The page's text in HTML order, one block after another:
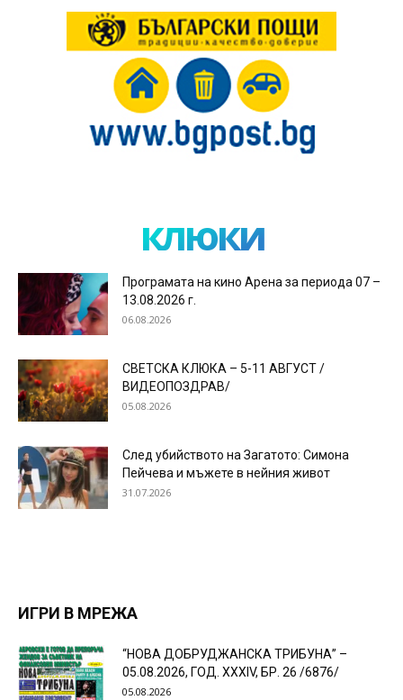
клюки
Програмата на кино Арена за периода 07 –
13.08.2026 г.
06.08.2026
СВЕТСКА КЛЮКА – 5-11 АВГУСТ /
ВИДЕОПОЗДРАВ/
05.08.2026
След убийството на Загатото: Симона
Пейчева и мъжете в нейния живот
31.07.2026
ИГРИ В МРЕЖА
“НОВА ДОБРУДЖАНСКА ТРИБУНА” –
05.08.2026, ГОД. XXХIV, БР. 26 /6876/
05.08.2026